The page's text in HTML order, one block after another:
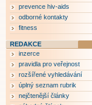
prevence hiv-aids
odborné kontakty
fitness
REDAKCE
inzerce
pravidla pro veřejnost
rozšířené vyhledávání
úplný seznam rubrik
nejčtenější články